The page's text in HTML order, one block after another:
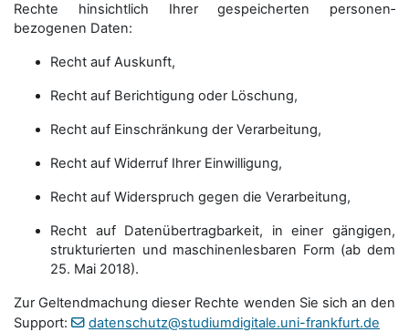
Rechte hinsichtlich Ihrer gespeicherten personen­
bezogenen Daten:
Recht auf Auskunft,
Recht auf Berichtigung oder Löschung,
Recht auf Einschränkung der Verarbeitung,
Recht auf Widerruf Ihrer Einwilligung,
Recht auf Widerspruch gegen die Verarbeitung,
Recht auf Datenübertragbarkeit, in einer gängigen,
strukturierten und maschinenlesbaren Form (ab dem
25. Mai 2018).
Zur Geltendmachung dieser Rechte wenden Sie sich an den
Support:
datenschutz@studiumdigitale.uni-frankfurt.de